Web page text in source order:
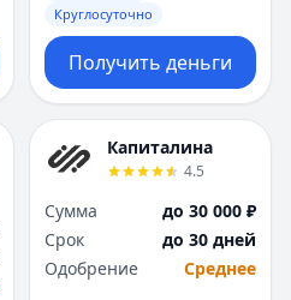
Круглосуточно
Получить деньги
Капиталина
4.5
Сумма
до 30 000 ₽
Срок
до 30 дней
Одобрение
Среднее